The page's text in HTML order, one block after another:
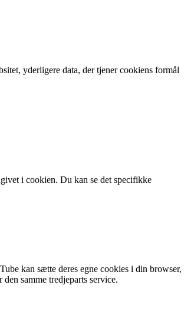
yderligere data, der tjener cookiens formål
i cookien. Du kan se det specifikke
kan sætte deres egne cookies i din browser,
samme tredjeparts service.